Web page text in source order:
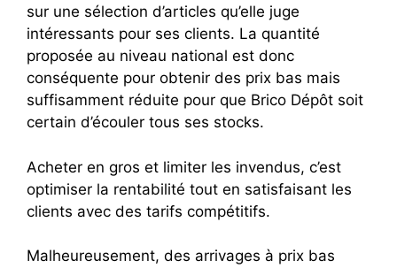
sur une sélection d’articles qu’elle juge
intéressants pour ses clients. La quantité
proposée au niveau national est donc
conséquente pour obtenir des prix bas mais
suffisamment réduite pour que Brico Dépôt soit
certain d’écouler tous ses stocks.
Acheter en gros et limiter les invendus, c’est
optimiser la rentabilité tout en satisfaisant les
clients avec des tarifs compétitifs.
Malheureusement, des arrivages à prix bas